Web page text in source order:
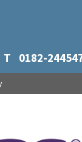
gaan
T 0182-